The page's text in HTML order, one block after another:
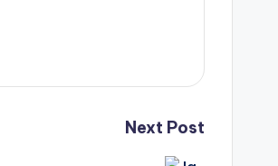
Next Post